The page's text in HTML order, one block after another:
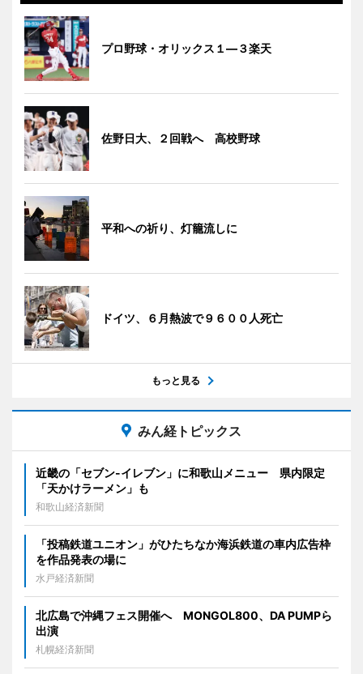
プロ野球・オリックス１―３楽天
佐野日大、２回戦へ 高校野球
平和への祈り、灯籠流しに
ドイツ、６月熱波で９６００人死亡
もっと見る
みん経トピックス
近畿の「セブン-イレブン」に和歌山メニュー 県内限定
「天かけラーメン」も
和歌山経済新聞
「投稿鉄道ユニオン」がひたちなか海浜鉄道の車内広告枠
を作品発表の場に
水戸経済新聞
北広島で沖縄フェス開催へ MONGOL800、DA PUMPら
出演
札幌経済新聞